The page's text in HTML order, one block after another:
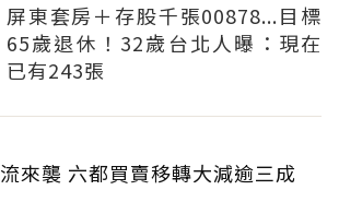
屏東套房＋存股千張00878...目標
65歲退休！32歲台北人曝：現在
已有243張
來襲 六都買賣移轉大減逾三成